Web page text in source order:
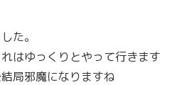
た。
はゆっくりとやって行きます
局邪魔になりますね